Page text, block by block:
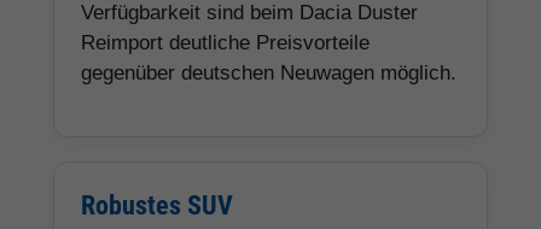
Verfügbarkeit sind beim Dacia Duster
Reimport deutliche Preisvorteile
gegenüber deutschen Neuwagen möglich.
Robustes SUV